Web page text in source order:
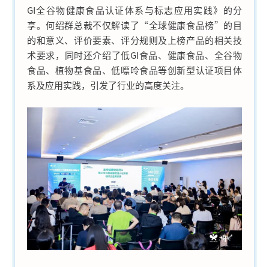
GI全谷物健康食品认证体系与标志应用实践》的分
享。何绍群总裁不仅解读了“全球健康食品榜”的目
的和意义、评价要素、评分规则及上榜产品的相关技
术要求，同时还介绍了低GI食品、健康食品、全谷物
食品、植物基食品、低嘌呤食品等创新型认证项目体
系及应用实践，引发了行业的高度关注。